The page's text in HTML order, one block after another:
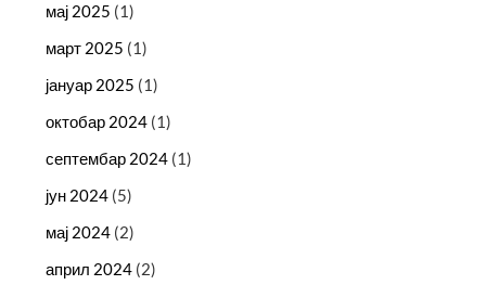
мај 2025 (1)
март 2025 (1)
јануар 2025 (1)
октобар 2024 (1)
септембар 2024 (1)
јун 2024 (5)
мај 2024 (2)
април 2024 (2)